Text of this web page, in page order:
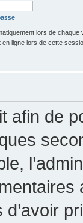
lors de chaque
en ligne lors de cette
afin de